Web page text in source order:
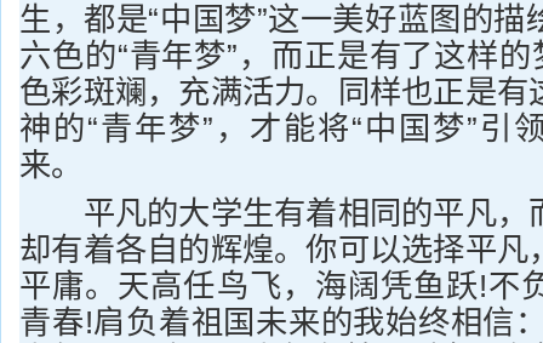
生，都是“中国梦”这一美好蓝图的描
六色的“青年梦”，而正是有了这样的
色彩斑斓，充满活力。同样也正是有
神的“青年梦”，才能将“中国梦”引
来。
平凡的大学生有着相同的平凡，
却有着各自的辉煌。你可以选择平凡
平庸。天高任鸟飞，海阔凭鱼跃!不
青春!肩负着祖国未来的我始终相信